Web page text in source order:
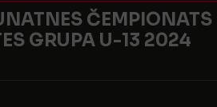
ČEMPIONATS
GRUPA U-13 2024